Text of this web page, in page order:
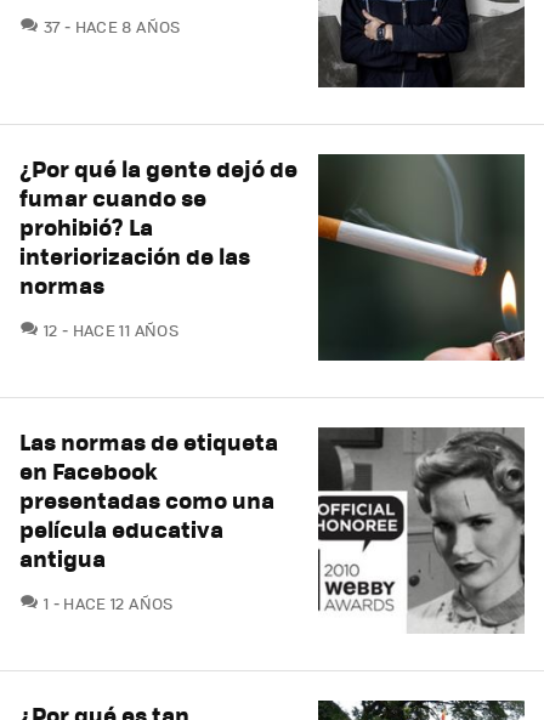
37COMENTARIOS
HACE 8 AÑOS
¿Por qué la gente dejó de
fumar cuando se
prohibió? La
interiorización de las
normas
12 COMENTARIOS
HACE 11 AÑOS
Las normas de etiqueta
en Facebook
presentadas como una
película educativa
antigua
1 COMENTARIOS
HACE 12 AÑOS